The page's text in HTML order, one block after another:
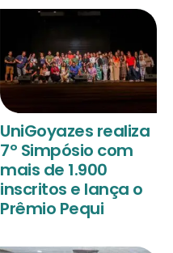
UniGoyazes realiza
7º Simpósio com
mais de 1.900
inscritos e lança o
Prêmio Pequi